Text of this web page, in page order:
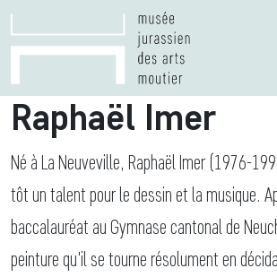
Raphaël Imer
Né à La Neuveville, Raphaël Imer (1976-
tôt un talent pour le dessin et la musique.
baccalauréat au Gymnase cantonal de
peinture qu'il se tourne résolument en